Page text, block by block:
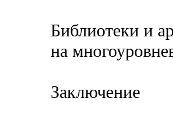
Библиотеки и
на
Заключение